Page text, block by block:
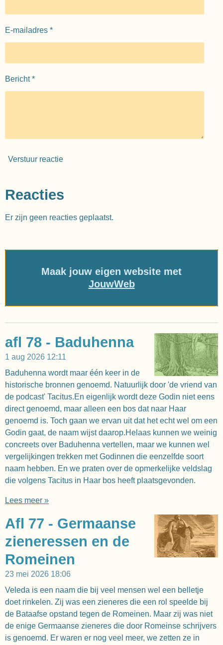
E-mailadres *
Bericht *
Verstuur reactie
Reacties
Er zijn geen reacties geplaatst.
Maak jouw eigen website met
JouwWeb
afl 78 - Baduhenna
1 aug 2026 12:11
Baduhenna wordt maar één keer in de
historische bronnen genoemd. Natuurlijk door 'de vriend van
de podcast' Tacitus.En eigenlijk wordt deze Godin niet eens
direct genoemd, maar alleen een bos dat naar Haar
genoemd is. Toch gaan we ervan uit dat het echt wel om een
Godin gaat, de naam wijst daarop.Helaas kunnen we weinig
concreets over Baduhenna vertellen, maar we kunnen wel
vergelijkingen trekken met Godinnen die eenzelfde soort
naam hebben. En we praten over de opmerkelijke veldslag
die volgens Tacitus in Haar bos heeft plaatsgevonden.
Lees meer »
Afl 77 - Germaanse
zieneressen en de
Romeinen
23 mei 2026 18:06
Veleda is een naam die bij veel mensen wel een belletje
doet rinkelen. Zij was een zieneres die een rol speelde bij
de Bataafse opstand tegen de Romeinen. Maar zij was niet
de enige Germaanse zieneres die door Romeinse schrijvers
is genoemd. Er waren er nog veel meer, we zetten ze in